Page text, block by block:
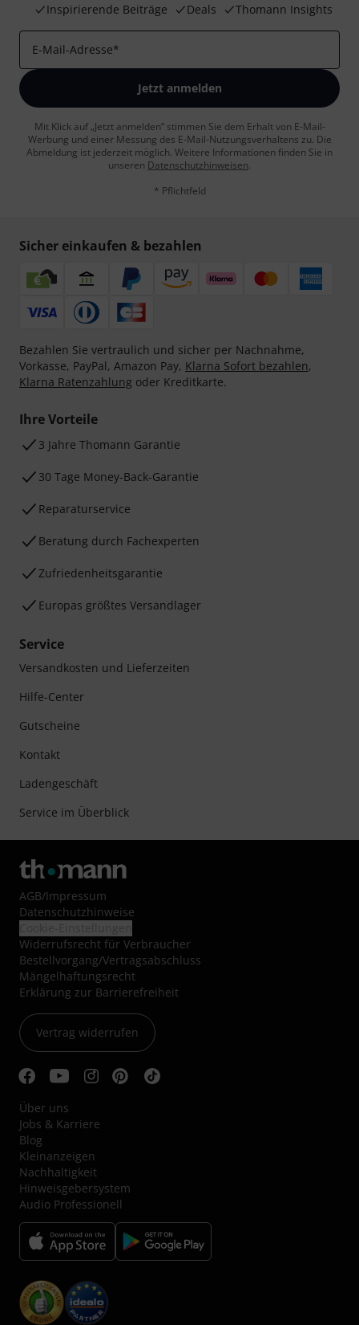
Inspirierende Beiträge
Deals Thomann Insights
E-Mail-Adresse*
Jetzt anmelden
Mit Klick auf „Jetzt anmelden“ stimmen Sie dem Erhalt von E-Mail-
Werbung und einer Messung des E-Mail-Nutzungsverhaltens zu. Die
Abmeldung ist jederzeit möglich. Weitere Informationen finden Sie in
unseren Datenschutzhinweisen.
* Pflichtfeld
Sicher einkaufen & bezahlen
Bezahlen Sie vertraulich und sicher per Nachnahme,
Vorkasse, PayPal, Amazon Pay, Klarna Sofort bezahlen,
Klarna Ratenzahlung oder Kreditkarte.
Ihre Vorteile
3 Jahre Thomann Garantie
30 Tage Money-Back-Garantie
Reparaturservice
Beratung durch Fachexperten
Zufriedenheitsgarantie
Europas größtes Versandlager
Service
Versandkosten und Lieferzeiten
Hilfe-Center
Gutscheine
Kontakt
Ladengeschäft
Service im Überblick
AGB/Impressum
Datenschutzhinweise
Widerrufsrecht für Verbraucher
Bestellvorgang/Vertragsabschluss
Mängelhaftungsrecht
Erklärung zur Barrierefreiheit
Vertrag widerrufen
Über uns
Jobs & Karriere
Blog
Kleinanzeigen
Nachhaltigkeit
Hinweisgebersystem
Audio Professionell